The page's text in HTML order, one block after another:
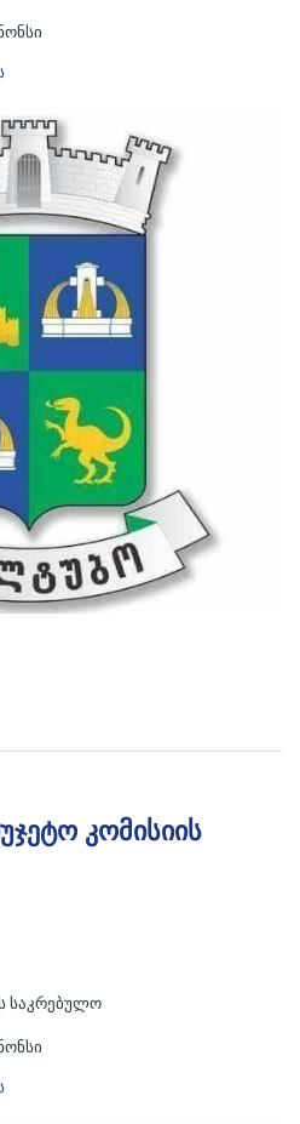
კომისიის
საკრებულო